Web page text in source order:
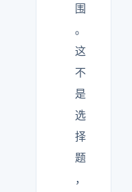
围
。
这
不
是
选
择
题
，